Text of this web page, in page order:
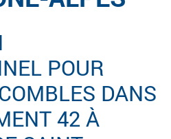
POUR
DANS
42 À